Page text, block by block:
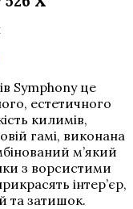
Symphony це
естетичного
килимів,
гамі, виконана
м’який
з ворсистими
інтер’єр,
та затишок.